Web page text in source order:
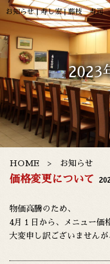
お知らせ | 寿し宏 | 藤枝 寿司
2023
HOME お知らせ
価格変更について
物価高騰のため、
4月１日から、メニュー価
大変申し訳ございませんが